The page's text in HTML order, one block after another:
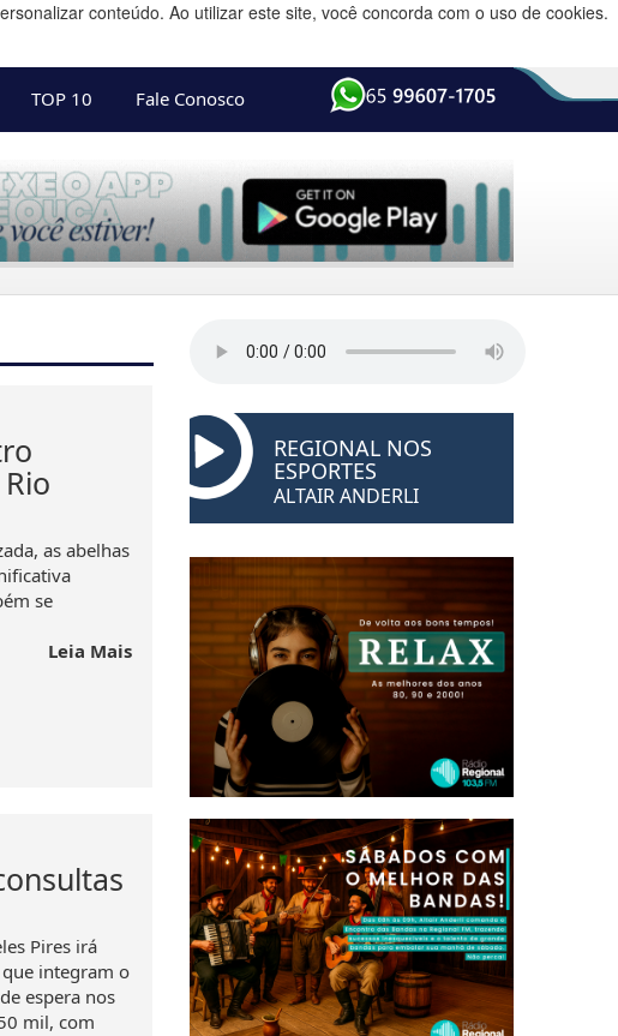
conteúdo. Ao utilizar este site, você concorda com o uso de cookies.
TOP 10 Fale Conosco
as abelhas
se
Leia Mais
Pires irá
integram o
espera nos
mil, com
REGIONAL NOS
ESPORTES
ALTAIR ANDERLI